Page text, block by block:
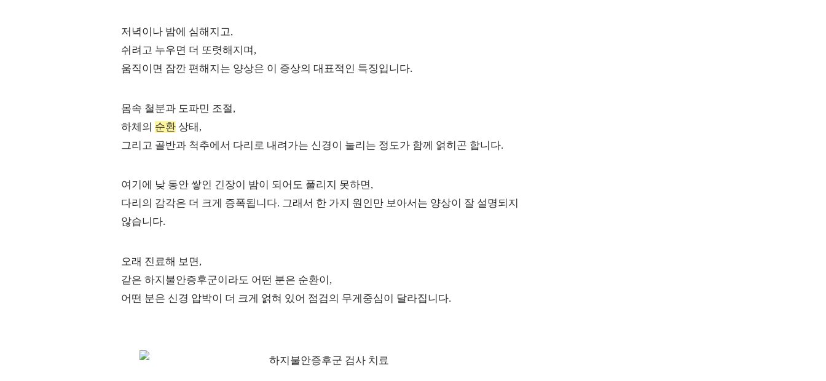
저녁이나 밤에 심해지고,
쉬려고 누우면 더 또렷해지며,
움직이면 잠깐 편해지는 양상은 이 증상의 대표적인 특징입니다.
몸속 철분과 도파민 조절,
하체의 순환 상태,
그리고 골반과 척추에서 다리로 내려가는 신경이 눌리는 정도가 함께 얽히곤 합니다.
여기에 낮 동안 쌓인 긴장이 밤이 되어도 풀리지 못하면,
다리의 감각은 더 크게 증폭됩니다. 그래서 한 가지 원인만 보아서는 양상이 잘 설명되지
않습니다.
오래 진료해 보면,
같은 하지불안증후군이라도 어떤 분은 순환이,
어떤 분은 신경 압박이 더 크게 얽혀 있어 점검의 무게중심이 달라집니다.